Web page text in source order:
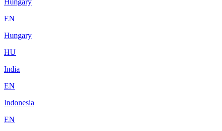
EN
Hungary
HU
India
EN
Indonesia
EN